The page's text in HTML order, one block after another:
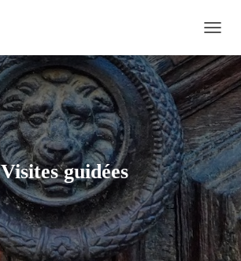
É
P
L
I
E
R
L
A
N
A
V
G
A
Visites guidées